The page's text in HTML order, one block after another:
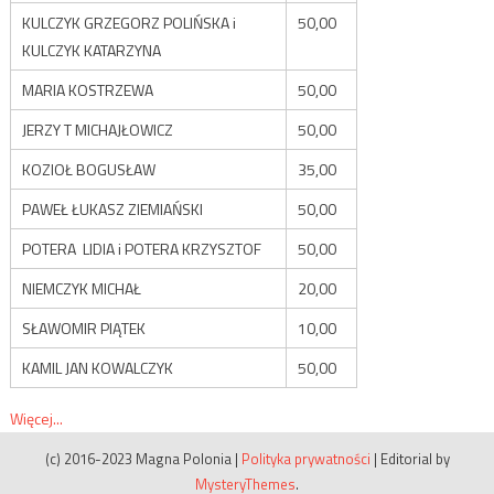
KULCZYK GRZEGORZ POLIŃSKA i
KULCZYK KATARZYNA
50,00
MARIA KOSTRZEWA
50,00
JERZY T MICHAJŁOWICZ
50,00
KOZIOŁ BOGUSŁAW
35,00
PAWEŁ ŁUKASZ ZIEMIAŃSKI
50,00
POTERA LIDIA i POTERA KRZYSZTOF
50,00
NIEMCZYK MICHAŁ
20,00
SŁAWOMIR PIĄTEK
10,00
KAMIL JAN KOWALCZYK
50,00
Więcej...
(c) 2016-2023 Magna Polonia | Polityka prywatności | Editorial by
MysteryThemes.